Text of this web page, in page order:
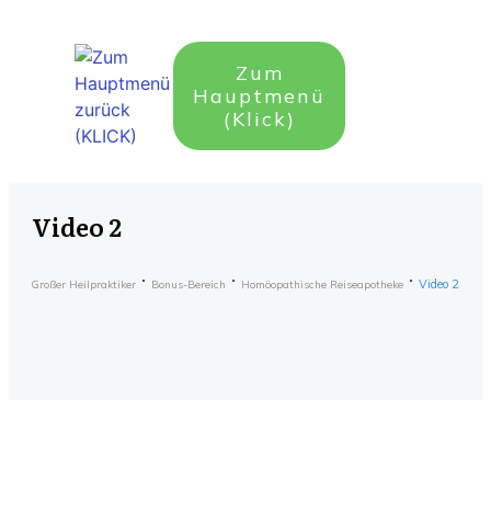
Zum
Hauptmenü
(Klick)
Video 2
Großer Heilpraktiker Bonus-Bereich Homöopathische Reiseapotheke Video 2